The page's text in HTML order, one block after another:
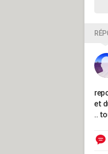
et
..